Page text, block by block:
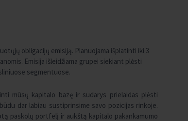
obligacijų emisiją. Planuojama išplatinti iki 3
Emisija išleidžiama grupei siekiant plėsti
segmentuose.
mūsų kapitalo bazę ir sudarys prielaidas plėsti
dar labiau sustiprinsime savo pozicijas rinkoje.
paskolų portfelį ir aukštą kapitalo pakankamumo